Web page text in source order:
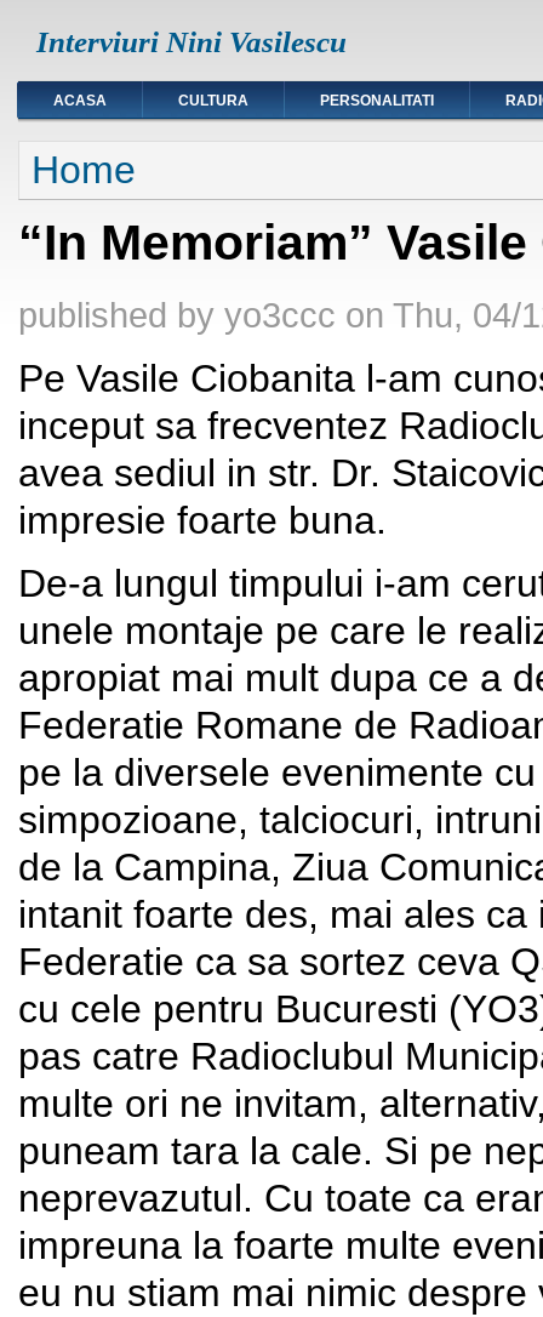
Interviuri Nini Vasilescu
ACASA CULTURA PERSONALITATI
You are here
Home
“In Memoriam”
published by yo3ccc on Thu, 04/
Pe Vasile Ciobanita l-am
inceput sa frecventez
avea sediul in str. Dr.
impresie foarte buna.
De-a lungul timpului i-am
unele montaje pe care le
apropiat mai mult dupa ce a
Federatie Romane de
pe la diversele evenimente
simpozioane, talciocuri,
de la Campina, Ziua
intanit foarte des, mai ales
Federatie ca sa sortez ceva
cu cele pentru Bucuresti
pas catre Radioclubul
multe ori ne invitam,
puneam tara la cale. Si pe
neprevazutul. Cu toate ca
impreuna la foarte multe
eu nu stiam mai nimic